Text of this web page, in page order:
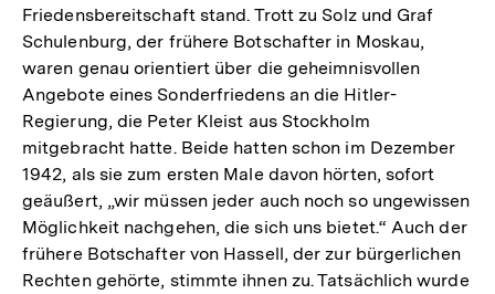
Friedensbereitschaft stand. Trott zu Solz und Graf
Schulenburg, der frühere Botschafter in Moskau,
waren genau orientiert über die geheimnisvollen
Angebote eines Sonderfriedens an die Hitler-
Regierung, die Peter Kleist aus Stockholm
mitgebracht hatte. Beide hatten schon im Dezember
1942, als sie zum ersten Male davon hörten, sofort
geäußert, „wir müssen jeder auch noch so ungewissen
Möglichkeit nachgehen, die sich uns bietet.“ Auch der
frühere Botschafter von Hassell, der zur bürgerlichen
Rechten gehörte, stimmte ihnen zu. Tatsächlich wurde